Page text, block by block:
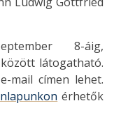
8-áig,
látogatható.
e-mail címen lehet.
érhetők